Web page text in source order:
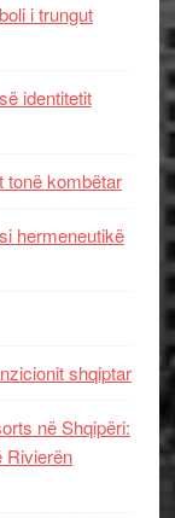
i trungut
identitetit
tonë kombëtar
hermeneutikë
shqiptar
në Shqipëri:
Rivierën